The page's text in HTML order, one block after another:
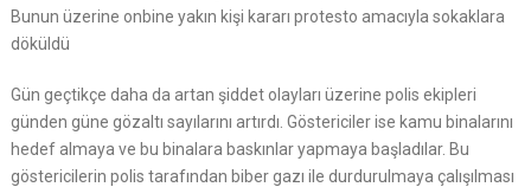
Bunun üzerine onbine yakın kişi kararı protesto amacıyla sokaklara
döküldü
Gün geçtikçe daha da artan şiddet olayları üzerine polis ekipleri
günden güne gözaltı sayılarını artırdı. Göstericiler ise kamu binalarını
hedef almaya ve bu binalara baskınlar yapmaya başladılar. Bu
göstericilerin polis tarafından biber gazı ile durdurulmaya çalışılması